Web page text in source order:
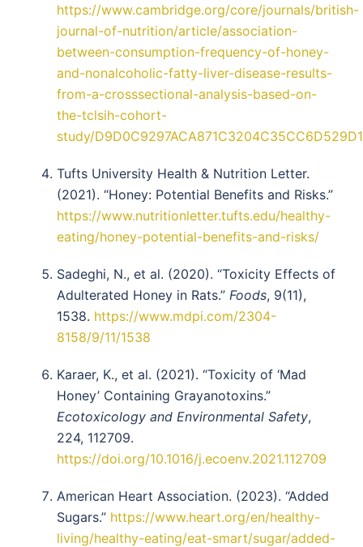
https://www.cambridge.org/core/journals/british-
journal-of-nutrition/article/association-
between-consumption-frequency-of-honey-
and-nonalcoholic-fatty-liver-disease-results-
from-a-crosssectional-analysis-based-on-
the-tclsih-cohort-
study/D9D0C9297ACA871C3204C35CC6D529D1
Tufts University Health & Nutrition Letter.
(2021). “Honey: Potential Benefits and Risks.”
https://www.nutritionletter.tufts.edu/healthy-
eating/honey-potential-benefits-and-risks/
Sadeghi, N., et al. (2020). “Toxicity Effects of
Adulterated Honey in Rats.” Foods, 9(11),
1538. https://www.mdpi.com/2304-
8158/9/11/1538
Karaer, K., et al. (2021). “Toxicity of ‘Mad
Honey’ Containing Grayanotoxins.”
Ecotoxicology and Environmental Safety,
224, 112709.
https://doi.org/10.1016/j.ecoenv.2021.112709
American Heart Association. (2023). “Added
Sugars.” https://www.heart.org/en/healthy-
living/healthy-eating/eat-smart/sugar/added-